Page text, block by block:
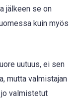
jälkeen se on
kuin myös
uutuus, ei sen
mutta valmistajan
valmistetut